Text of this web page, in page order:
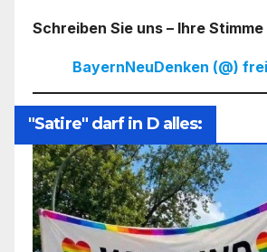
Schreiben Sie uns – Ihre
BayernNeuDenken (@)
"Satire" darf in D alles: